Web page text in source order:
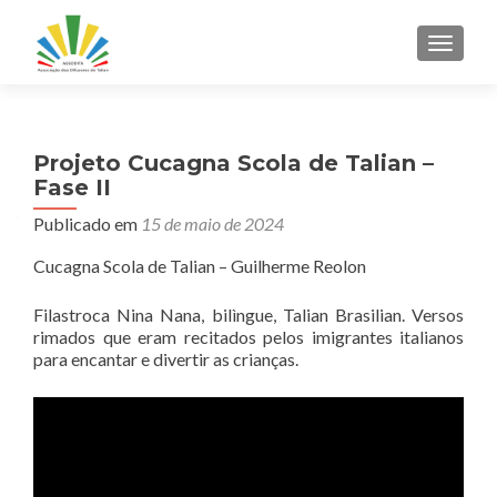
Projeto Cucagna Scola de Talian –
Fase II
Publicado em 15 de maio de 2024
Cucagna Scola de Talian – Guilherme Reolon
Filastroca Nina Nana, bilìngue, Talian Brasilian. Versos
rimados que eram recitados pelos imigrantes italianos
para encantar e divertir as crianças.